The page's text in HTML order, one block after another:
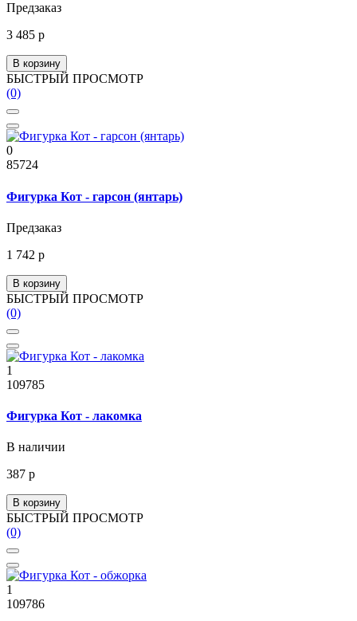
Предзаказ
3 485 р
В корзину
БЫСТРЫЙ ПРОСМОТР
(0)
0
85724
Фигурка Кот - гарсон (янтарь)
Предзаказ
1 742 р
В корзину
БЫСТРЫЙ ПРОСМОТР
(0)
1
109785
Фигурка Кот - лакомка
В наличии
387 р
В корзину
БЫСТРЫЙ ПРОСМОТР
(0)
1
109786